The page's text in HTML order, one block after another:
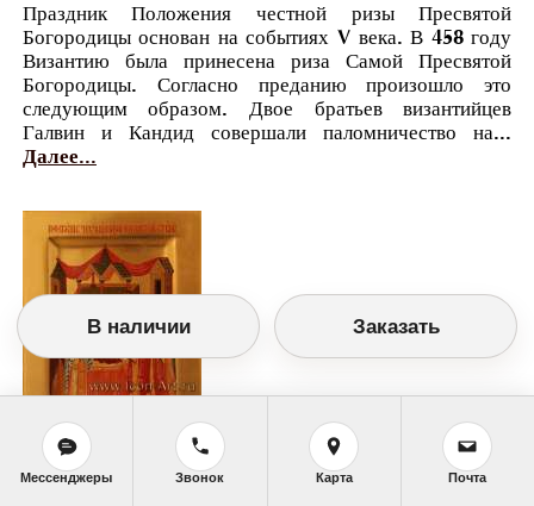
Праздник Положения честной ризы Пресвятой
Богородицы основан на событиях V века. В 458 году
Византию была принесена риза Самой Пресвятой
Богородицы. Согласно преданию произошло это
следующим образом. Двое братьев византийцев
Галвин и Кандид совершали паломничество на...
Далее...
Православный календарь
В наличии Заказать
Мессенджеры Звонок Карта Почта